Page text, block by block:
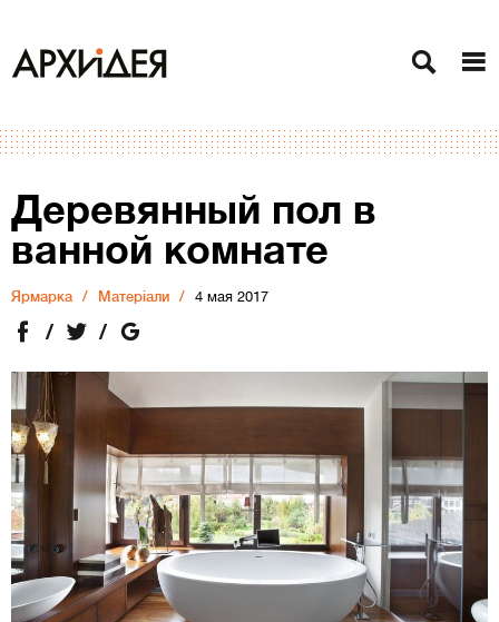
Деревянный пол в
ванной комнате
Ярмарка Матеріали 4 мая 2017